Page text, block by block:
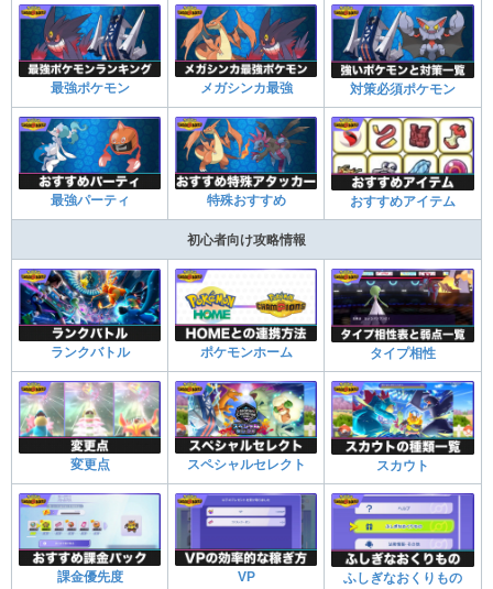
最強ポケモン メガシンカ最強 対策必須ポケモン
最強パーティ 特殊おすすめ おすすめアイテム
初心者向け攻略情報
ランクバトル ポケモンホーム タイプ相性
変更点 スペシャルセレクト スカウト
課金優先度 VP ふしぎなおくりもの